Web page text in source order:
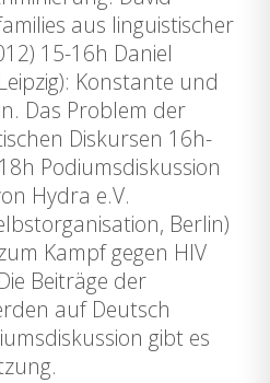
aus linguistischer
15-16h Daniel
Konstante und
Das Problem der
Diskursen 16h-
Podiumsdiskussion
Hydra e.V.
Berlin)
Kampf gegen HIV
Beiträge der
auf Deutsch
gibt es